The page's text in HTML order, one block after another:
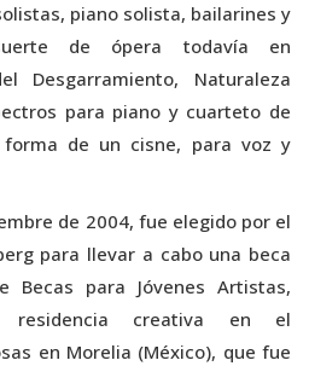
piano solista, bailarines y
de ópera todavía en
Desgarramiento, Naturaleza
para piano y cuarteto de
de un cisne, para voz y
de 2004, fue elegido por el
para llevar a cabo una beca
Becas para Jóvenes Artistas,
residencia creativa en el
en Morelia (México), que fue